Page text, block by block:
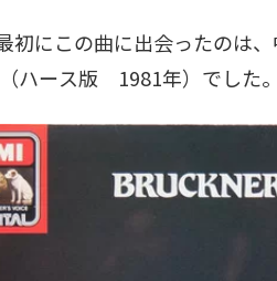
初にこの曲に出会ったのは
ハース版 1981年）でした。